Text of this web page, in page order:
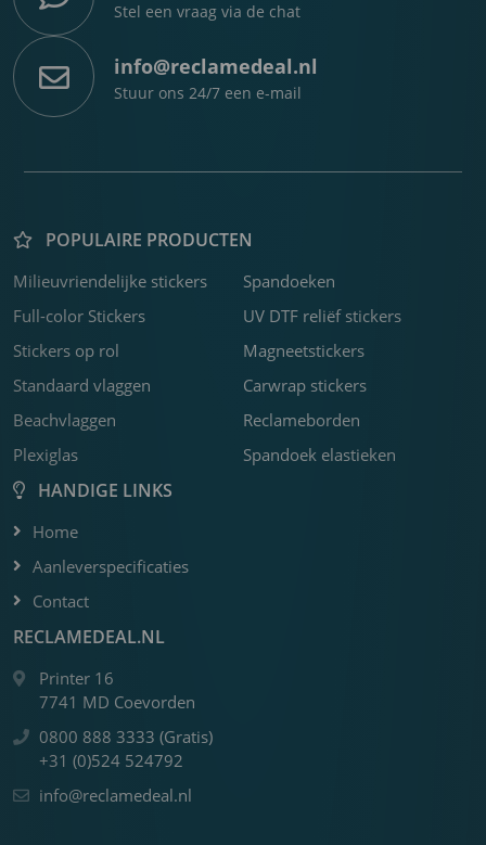
Stel een vraag via de chat
info@reclamedeal.nl
Stuur ons 24/7 een e-mail
POPULAIRE PRODUCTEN
Milieuvriendelijke stickers
Spandoeken
Full-color Stickers
UV DTF reliëf stickers
Stickers op rol
Magneetstickers
Standaard vlaggen
Carwrap stickers
Beachvlaggen
Reclameborden
Plexiglas
Spandoek elastieken
HANDIGE LINKS
Home
Aanleverspecificaties
Contact
RECLAMEDEAL.NL
Printer 16
7741 MD Coevorden
0800 888 3333 (Gratis)
+31 (0)524 524792
info@reclamedeal.nl